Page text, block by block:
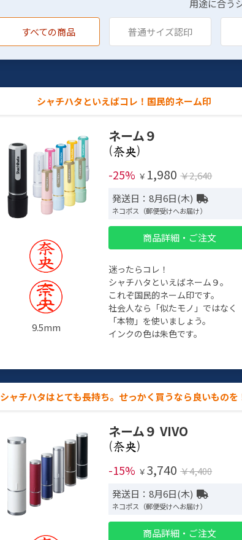
用途に合う
すべての商品 普通サイズ認印
シャチハタといえばコレ！国民的ネーム印
9.5mm
ネーム９
(
)
-25% ￥ 1,980 ￥2,640
発送日：8月6日(木)
ネコポス（郵便受けへお届け）
商品詳細・ご注文
迷ったらコレ！
シャチハタといえばネーム９。
これぞ国民的ネーム印です。
社会人なら「似たモノ」ではなく
「本物」を使いましょう。
インクの色は朱色です。
シャチハタはとても長持ち。せっかく買うなら良いものを
ネーム９ VIVO
(
)
-15% ￥ 3,740 ￥4,400
発送日：8月6日(木)
ネコポス（郵便受けへお届け）
商品詳細・ご注文